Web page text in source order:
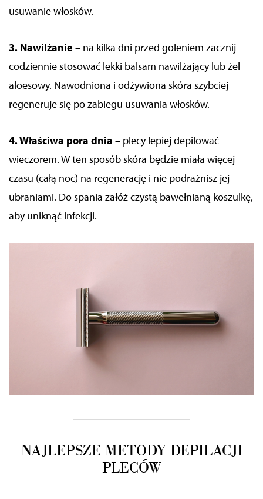
usuwanie włosków.
3. Nawilżanie – na kilka dni przed goleniem zacznij
codziennie stosować lekki balsam nawilżający lub żel
aloesowy. Nawodniona i odżywiona skóra szybciej
regeneruje się po zabiegu usuwania włosków.
4. Właściwa pora dnia – plecy lepiej depilować
wieczorem. W ten sposób skóra będzie miała więcej
czasu (całą noc) na regenerację i nie podrażnisz jej
ubraniami. Do spania załóż czystą bawełnianą koszulkę,
aby uniknąć infekcji.
NAJLEPSZE METODY DEPILACJI
PLECÓW